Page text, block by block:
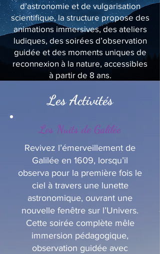
d’astronomie et de vulgarisation
scientifique, la structure propose des
animations immersives, des ateliers
ludiques, des soirées d’observation
guidée et des moments uniques de
reconnexion à la nature, accessibles
à partir de 8 ans.
Les Activités
Les Nuits de Galilée
Revivez l’émerveillement de
Galilée en 1609, lorsqu’il
observa pour la première fois le
ciel à travers une lunette
astronomique, ouvrant une
nouvelle fenêtre sur l’Univers.
Cette soirée complète mêle
immersion pédagogique,
observation guidée avec